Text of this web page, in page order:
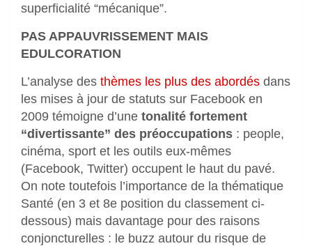
superficialité “mécanique”.
PAS APPAUVRISSEMENT MAIS
EDULCORATION
L’analyse des thèmes les plus des abordés dans
les mises à jour de statuts sur Facebook en
2009 témoigne d’une tonalité fortement
“divertissante” des préoccupations : people,
cinéma, sport et les outils eux-mêmes
(Facebook, Twitter) occupent le haut du pavé.
On note toutefois l’importance de la thématique
Santé (en 3 et 8e position du classement ci-
dessous) mais davantage pour des raisons
conjoncturelles : le buzz autour du risque de